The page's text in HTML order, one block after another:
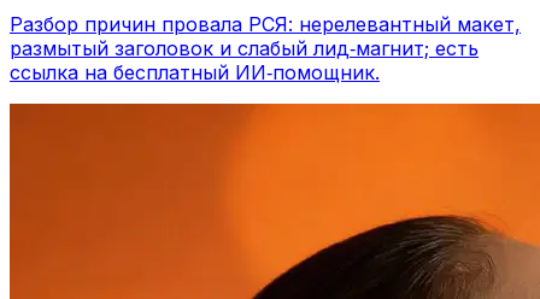
Разбор причин провала РСЯ: нерелевантный макет,
размытый заголовок и слабый лид‑магнит; есть
ссылка на бесплатный ИИ‑помощник.